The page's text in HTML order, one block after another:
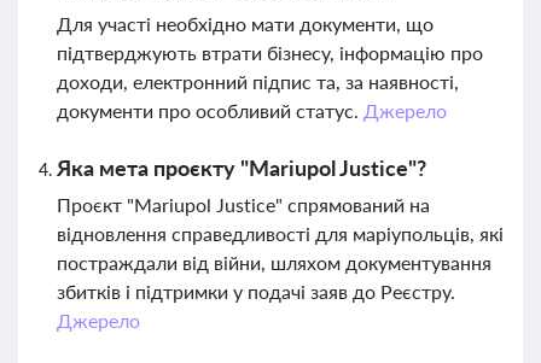
Для участі необхідно мати документи, що
підтверджують втрати бізнесу, інформацію про
доходи, електронний підпис та, за наявності,
документи про особливий статус. Джерело
Яка мета проєкту "Mariupol Justice"?
Проєкт "Mariupol Justice" спрямований на
відновлення справедливості для маріупольців, які
постраждали від війни, шляхом документування
збитків і підтримки у подачі заяв до Реєстру.
Джерело